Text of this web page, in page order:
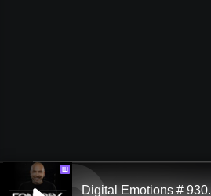
Ш
Digital Emotions # 930.